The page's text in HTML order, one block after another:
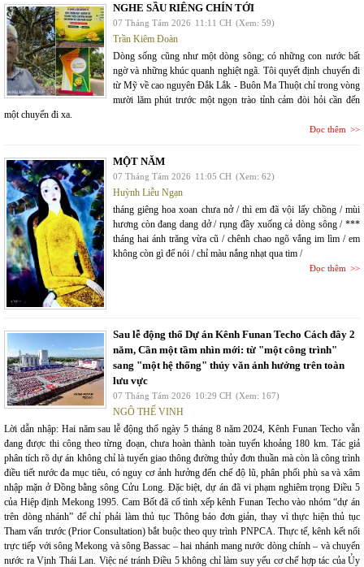
NGHE SẦU RIÊNG CHÍN TỚI
07 Tháng Tám 2026 11:11 CH (Xem: 59)
Trần Kiêm Đoàn
Dòng sống cũng như một dòng sông; có những con nước bất
ngờ và những khúc quanh nghiệt ngã. Tôi quyết định chuyến đi
từ Mỹ về cao nguyên Đắk Lắk - Buôn Ma Thuột chỉ trong vòng
mười lăm phút trước một ngọn trào tỉnh cảm đòi hỏi cần đến
một chuyến đi xa.
Đọc thêm
MỘT NĂM
07 Tháng Tám 2026 11:05 CH (Xem: 62)
Huỳnh Liễu Ngạn
tháng giêng hoa xoan chưa nở / thì em đã vội lấy chồng / mùi
hương còn đang dang dở / rụng đầy xuống cả dòng sông / ***
tháng hai ánh trăng vừa cũ / chênh chao ngõ vắng im lìm / em
không còn gì để nói / chỉ màu nắng nhạt qua tim /
Đọc thêm
Sau lễ động thổ Dự án Kênh Funan Techo Cách đây 2
năm, Cần một tầm nhìn mới: từ "một công trình"
sang "một hệ thống" thủy văn ảnh hưởng trên toàn
lưu vực
07 Tháng Tám 2026 10:29 CH (Xem: 167)
NGÔ THẾ VINH
Lời dẫn nhập: Hai năm sau lễ động thổ ngày 5 tháng 8 năm 2024, Kênh Funan Techo vẫn
đang được thi công theo từng đoạn, chưa hoàn thành toàn tuyến khoảng 180 km. Tác giả
phân tích rõ dự án không chỉ là tuyến giao thông đường thủy đơn thuần mà còn là công trình
điều tiết nước đa mục tiêu, có nguy cơ ảnh hưởng đến chế độ lũ, phân phối phù sa và xâm
nhập mặn ở Đồng bằng sông Cửu Long. Đặc biệt, dự án đã vi phạm nghiêm trọng Điều 5
của Hiệp định Mekong 1995. Cam Bốt đã cố tình xếp kênh Funan Techo vào nhóm “dự án
trên dòng nhánh” để chỉ phải làm thủ tục Thông báo đơn giản, thay vì thực hiện thủ tục
Tham vấn trước (Prior Consultation) bắt buộc theo quy trình PNPCA. Thực tế, kênh kết nối
trực tiếp với sông Mekong và sông Bassac – hai nhánh mang nước dòng chính – và chuyển
nước ra Vịnh Thái Lan. Việc né tránh Điều 5 không chỉ làm suy yếu cơ chế hợp tác của Ủy